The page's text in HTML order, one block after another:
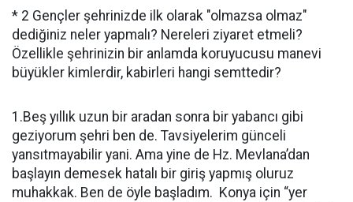
* 2 Gençler şehrinizde ilk olarak "olmazsa olmaz"
dediğiniz neler yapmalı? Nereleri ziyaret etmeli?
Özellikle şehrinizin bir anlamda koruyucusu manevi
büyükler kimlerdir, kabirleri hangi semttedir?
1.Beş yıllık uzun bir aradan sonra bir yabancı gibi
geziyorum şehri ben de. Tavsiyelerim günceli
yansıtmayabilir yani. Ama yine de Hz. Mevlana’dan
başlayın demesek hatalı bir giriş yapmış oluruz
muhakkak. Ben de öyle başladım. Konya için “yer